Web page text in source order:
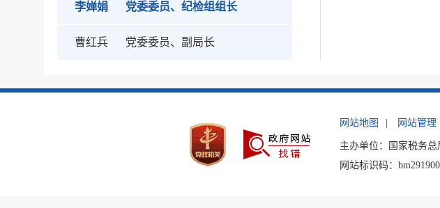
李婵娟 党委委员、纪检组组长
曹红兵 党委委员、副局长
网站地图 网站管理
主办单位：国家税务
网站标识码：